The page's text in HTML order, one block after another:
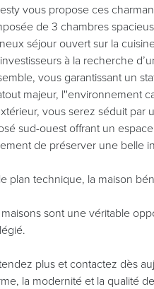
vous propose ces
de 3 chambres
séjour ouvert sur la
à la recherche
vous garantissant un
majeur, l''environnement
vous serez séduit
sud-ouest offrant un
de préserver une belle
plan technique, la maison
sont une véritable
plus et contactez dès
la modernité et la qualité